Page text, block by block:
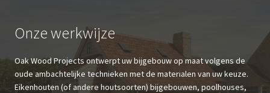
Onze werkwijze
Oak Wood Projects ontwerpt uw bijgebouw op maat volgens de
oude ambachtelijke technieken met de materialen van uw keuze.
Eikenhouten (of andere houtsoorten) bijgebouwen, poolhouses,